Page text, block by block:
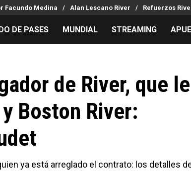
Facundo Medina Alan Lescano River Refuerzos
de Pases
tácticos
Quintero
Coudet
Streaming
Entradas
Hinchas
Los goles de River
Guías
DE PASES MUNDIAL STREAMING
de River, que le
Boston River:
ya está arreglado el contrato: los detalles